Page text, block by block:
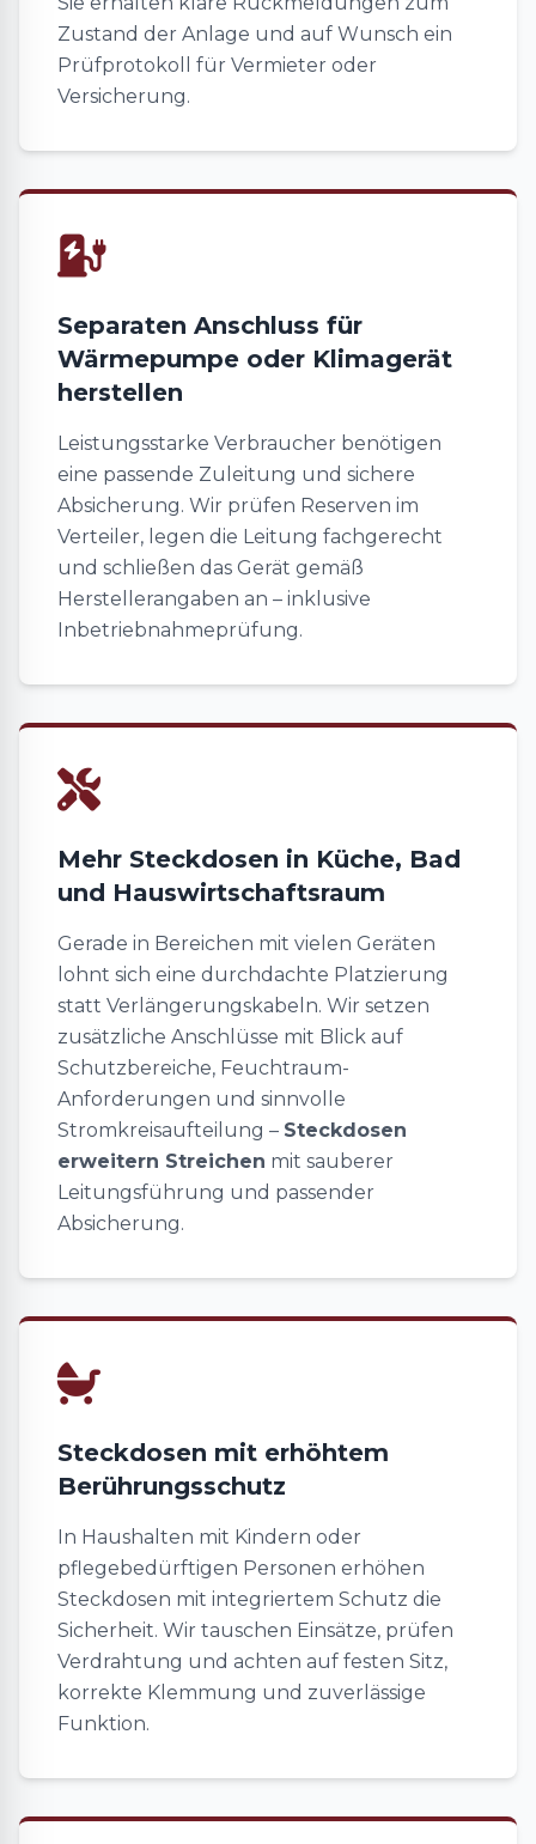
Zustand der Anlage und auf Wunsch ein
Prüfprotokoll für Vermieter oder
Versicherung.
Separaten Anschluss für
Wärmepumpe oder Klimagerät
herstellen
Leistungsstarke Verbraucher benötigen
eine passende Zuleitung und sichere
Absicherung. Wir prüfen Reserven im
Verteiler, legen die Leitung fachgerecht
und schließen das Gerät gemäß
Herstellerangaben an – inklusive
Inbetriebnahmeprüfung.
Mehr Steckdosen in Küche, Bad
und Hauswirtschaftsraum
Gerade in Bereichen mit vielen Geräten
lohnt sich eine durchdachte Platzierung
statt Verlängerungskabeln. Wir setzen
zusätzliche Anschlüsse mit Blick auf
Schutzbereiche, Feuchtraum-
Anforderungen und sinnvolle
Stromkreisaufteilung – Steckdosen
erweitern Streichen mit sauberer
Leitungsführung und passender
Absicherung.
Steckdosen mit erhöhtem
Berührungsschutz
In Haushalten mit Kindern oder
pflegebedürftigen Personen erhöhen
Steckdosen mit integriertem Schutz die
Sicherheit. Wir tauschen Einsätze, prüfen
Verdrahtung und achten auf festen Sitz,
korrekte Klemmung und zuverlässige
Funktion.